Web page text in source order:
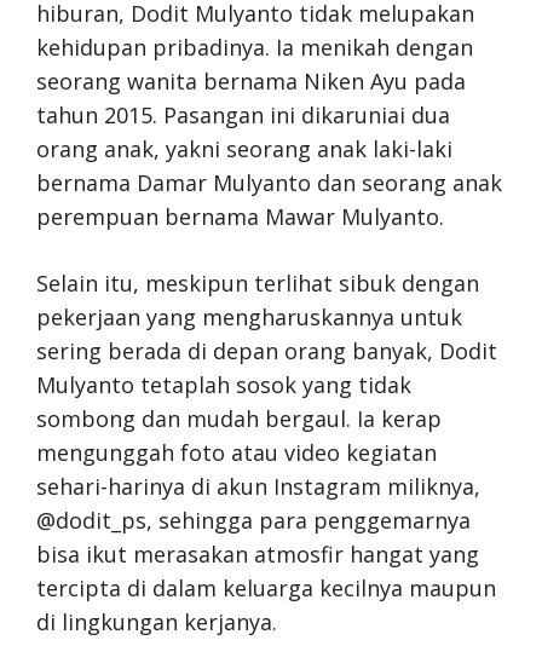
hiburan, Dodit Mulyanto tidak melupakan
kehidupan pribadinya. Ia menikah dengan
seorang wanita bernama Niken Ayu pada
tahun 2015. Pasangan ini dikaruniai dua
orang anak, yakni seorang anak laki-laki
bernama Damar Mulyanto dan seorang anak
perempuan bernama Mawar Mulyanto.
Selain itu, meskipun terlihat sibuk dengan
pekerjaan yang mengharuskannya untuk
sering berada di depan orang banyak, Dodit
Mulyanto tetaplah sosok yang tidak
sombong dan mudah bergaul. Ia kerap
mengunggah foto atau video kegiatan
sehari-harinya di akun Instagram miliknya,
@dodit_ps, sehingga para penggemarnya
bisa ikut merasakan atmosfir hangat yang
tercipta di dalam keluarga kecilnya maupun
di lingkungan kerjanya.